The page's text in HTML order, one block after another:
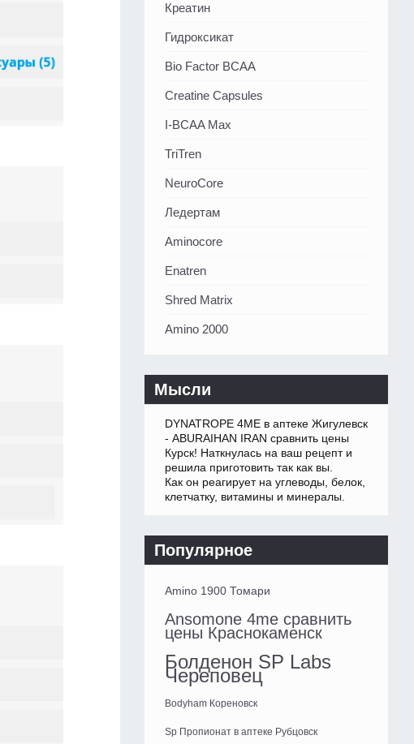
Креатин
Гидроксикат
Bio Factor BCAA
Creatine Capsules
I-BCAA Max
TriTren
NeuroCore
Ледертам
Aminocore
Enatren
Shred Matrix
Amino 2000
Мысли
DYNATROPE 4ME в аптеке Жигулевск
- ABURAIHAN IRAN сравнить цены
Курск! Наткнулась на ваш рецепт и
решила приготовить так как вы.
Как он реагирует на углеводы, белок,
клетчатку, витамины и минералы.
Популярное
Amino 1900 Томари
Ansomone 4me сравнить
цены Краснокаменск
Болденон SP Labs
Череповец
Bodyham Кореновск
Sp Пропионат в аптеке Рубцовск